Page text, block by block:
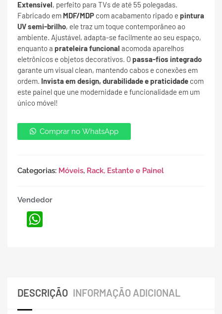
Extensível, perfeito para TVs de até 55 polegadas.
Fabricado em MDF/MDP com acabamento ripado e pintura
UV semi-brilho, ele traz um toque contemporâneo ao
ambiente. Ajustável, adapta-se facilmente ao seu espaço,
enquanto a prateleira funcional acomoda aparelhos
eletrônicos e objetos decorativos. Opassa-fios integrado
garante um visual clean, mantendo cabos e conexões em
ordem. Invista em design, durabilidade e praticidade com
este painel que une modernidade e funcionalidade em um
único móvel!
Comprar no WhatsApp
Categorias: Móveis, Rack, Estante e Painel
Vendedor
DESCRIÇÃO INFORMAÇÃO ADICIONAL